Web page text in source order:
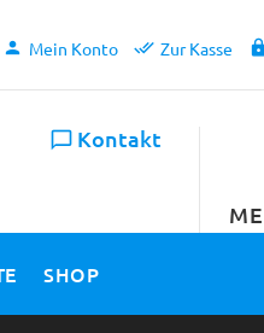
Mein Konto Zur Kasse
Kontakt
SHOP